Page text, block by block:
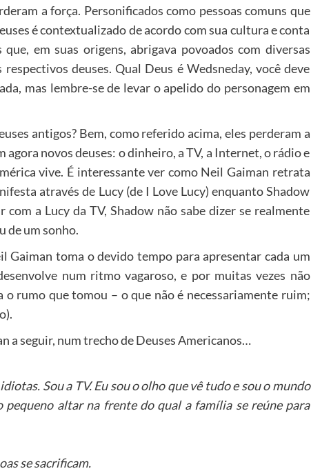
a força. Personificados como pessoas comuns que
é contextualizado de acordo com sua cultura e conta
em suas origens, abrigava povoados com diversas
deuses. Qual Deus é Wedsneday, você deve
mas lembre-se de levar o apelido do personagem em
antigos? Bem, como referido acima, eles perderam a
novos deuses: o dinheiro, a TV, a Internet, o rádio e
vive. É interessante ver como Neil Gaiman retrata
através de Lucy (de I Love Lucy) enquanto Shadow
a Lucy da TV, Shadow não sabe dizer se realmente
de um sonho.
Gaiman toma o devido tempo para apresentar cada um
num ritmo vagaroso, e por muitas vezes não
rumo que tomou – o que não é necessariamente ruim;
a seguir, num trecho de Deuses Americanos…
Sou a TV. Eu sou o olho que vê tudo e sou o mundo
altar na frente do qual a família se reúne para
se sacrificam.